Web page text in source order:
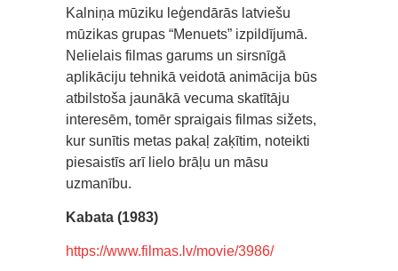
Kalniņa mūziku leģendārās latviešu
mūzikas grupas “Menuets” izpildījumā.
Nelielais filmas garums un sirsnīgā
aplikāciju tehnikā veidotā animācija būs
atbilstoša jaunākā vecuma skatītāju
interesēm, tomēr spraigais filmas sižets,
kur sunītis metas pakaļ zaķītim, noteikti
piesaistīs arī lielo brāļu un māsu
uzmanību.
Kabata (1983)
https://www.filmas.lv/movie/3986/